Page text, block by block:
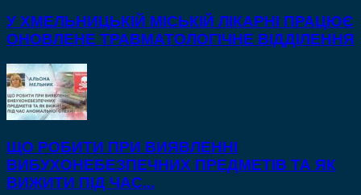
У ХМЕЛЬНИЦЬКІЙ МІСЬКІЙ ЛІКАРНІ ПРАЦЮЄ
ОНОВЛЕНЕ ТРАВМАТОЛОГІЧНЕ ВІДДІЛЕННЯ
ЩО РОБИТИ ПРИ ВИЯВЛЕННІ
ВИБУХОНЕБЕЗПЕЧНИХ ПРЕДМЕТІВ ТА ЯК
ВИЖИТИ ПІД ЧАС...